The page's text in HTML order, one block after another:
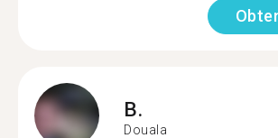
B.
Douala